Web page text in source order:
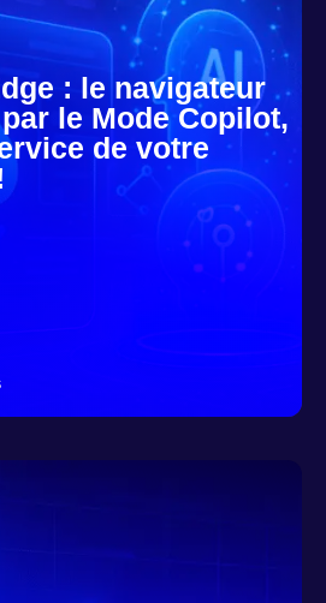
: le navigateur
le Mode Copilot,
de votre